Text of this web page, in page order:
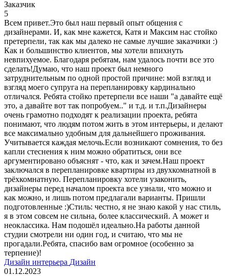
Заказчик
5
Всем привет.Это был наш первый опыт общения с
дизайнерами. И, как мне кажется, Катя и Максим нас стойко
претерпели, так как мы далеко не самые лучшие заказчики :)
Как и большинство клиентов, мы хотели впихнуть
невпихуемое. Благодаря ребятам, нам удалось почти все это
сделать!Думаю, что наш проект был немного
затруднительным по одной простой причине: мой взгляд и
взгляд моего супруга на перепланировку кардинально
отличался. Ребята стойко претерпели все наши "а давайте ещё
это, а давайте вот так попробуем.." и т.д. и т.п.Дизайнеры
очень грамотно подходят к реализации проекта, ребята
понимают, что людям потом жить в этом интерьеры, и делают
все максимально удобным для дальнейшего проживания.
Учитывается каждая мелочь.Если возникают сомнения, то без
капли стеснения к ним можно обратиться, они все
аргументировано объяснят - что, как и зачем.Наш проект
заключался в перепланировке квартиры из двухкомнатной в
трёхкомнатную. Перепланировку хотели узаконить,
дизайнеры перед началом проекта все узнали, что можно и
как можно, и лишь потом предлагали варианты. Пришли
подготовленные :)Стиль: честно, я не знаю какой у нас стиль,
я в этом совсем не сильна, более классический. А может и
неоклассика. Нам подошёл идеально.На работы данной
студии смотрели ни один год, и считаю, что мы не
прогадали.Ребята, спасибо вам огромное (особенно за
терпение)!
Дизайн интерьера Дизайн
01.12.2023